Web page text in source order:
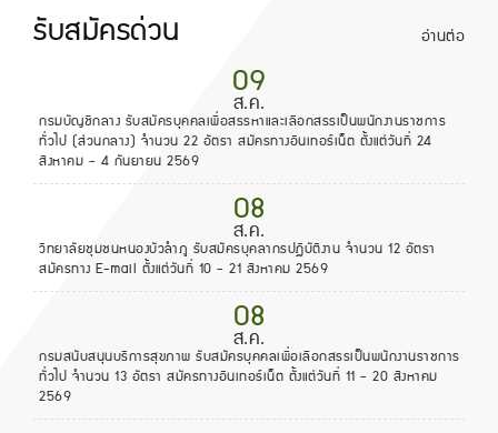
รับสมัครด่วน อ่านต่อ
09
ส.ค.
กรมบัญชีกลาง รับสมัครบุคคลเพื่อสรรหาและเลือกสรรเป็นพนักงานราชการ
ทั่วไป (ส่วนกลาง) จำนวน 22 อัตรา สมัครทางอินเทอร์เน็ต ตั้งแต่วันที่ 24
สิงหาคม - 4 กันยายน 2569
08
ส.ค.
วิทยาลัยชุมชนหนองบัวลำภู รับสมัครบุคลากรปฏิบัติงาน จำนวน 12 อัตรา
สมัครทาง E-mail ตั้งแต่วันที่ 10 - 21 สิงหาคม 2569
08
ส.ค.
กรมสนับสนุนบริการสุขภาพ รับสมัครบุคคลเพื่อเลือกสรรเป็นพนักงานราชการ
ทั่วไป จำนวน 13 อัตรา สมัครทางอินเทอร์เน็ต ตั้งแต่วันที่ 11 - 20 สิงหาคม
2569